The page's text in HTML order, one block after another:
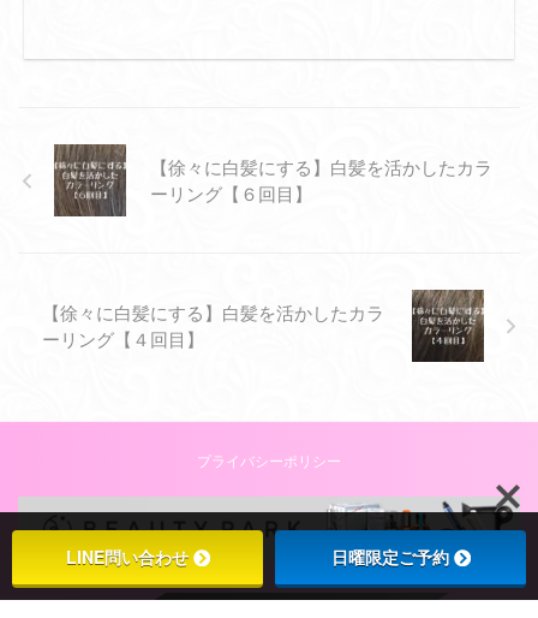
【徐々に白髪にする】白髪を活かしたカラ
ーリング【６回目】
【徐々に白髪にする】白髪を活かしたカラ
ーリング【４回目】
プライバシーポリシー
LINE問い合わせ 日曜限定ご予約